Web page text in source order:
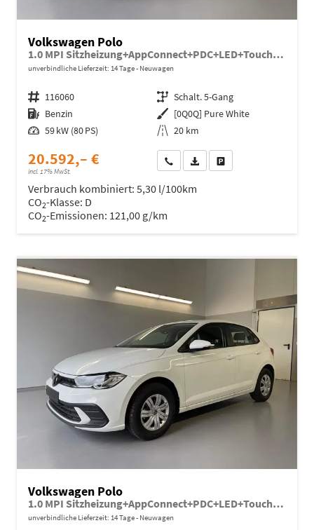
Volkswagen Polo
1.0 MPI Sitzheizung+AppConnect+PDC+LED+Touch+Lichtsensor+MultiLenkrad
unverbindliche Lieferzeit: 14 Tage Neuwagen
Fahrzeugnr. 116060 Getriebe Schalt. 5-Gang
Kraftstoff Benzin Außenfarbe [0Q0Q] Pure White
Leistung 59 kW (80 PS) Kilometerstand 20 km
20.592,– €
incl. 17% MwSt.
Wir rufen Sie anFahrzeugexposé (PDF)
Verbrauch kombiniert: 5,30 l/100km
CO2-Klasse: D
CO2-Emissionen: 121,00 g/km
Volkswagen Polo
1.0 MPI Sitzheizung+AppConnect+PDC+LED+Touch+Lichtsensor+MultiLenkrad
unverbindliche Lieferzeit: 14 Tage Neuwagen